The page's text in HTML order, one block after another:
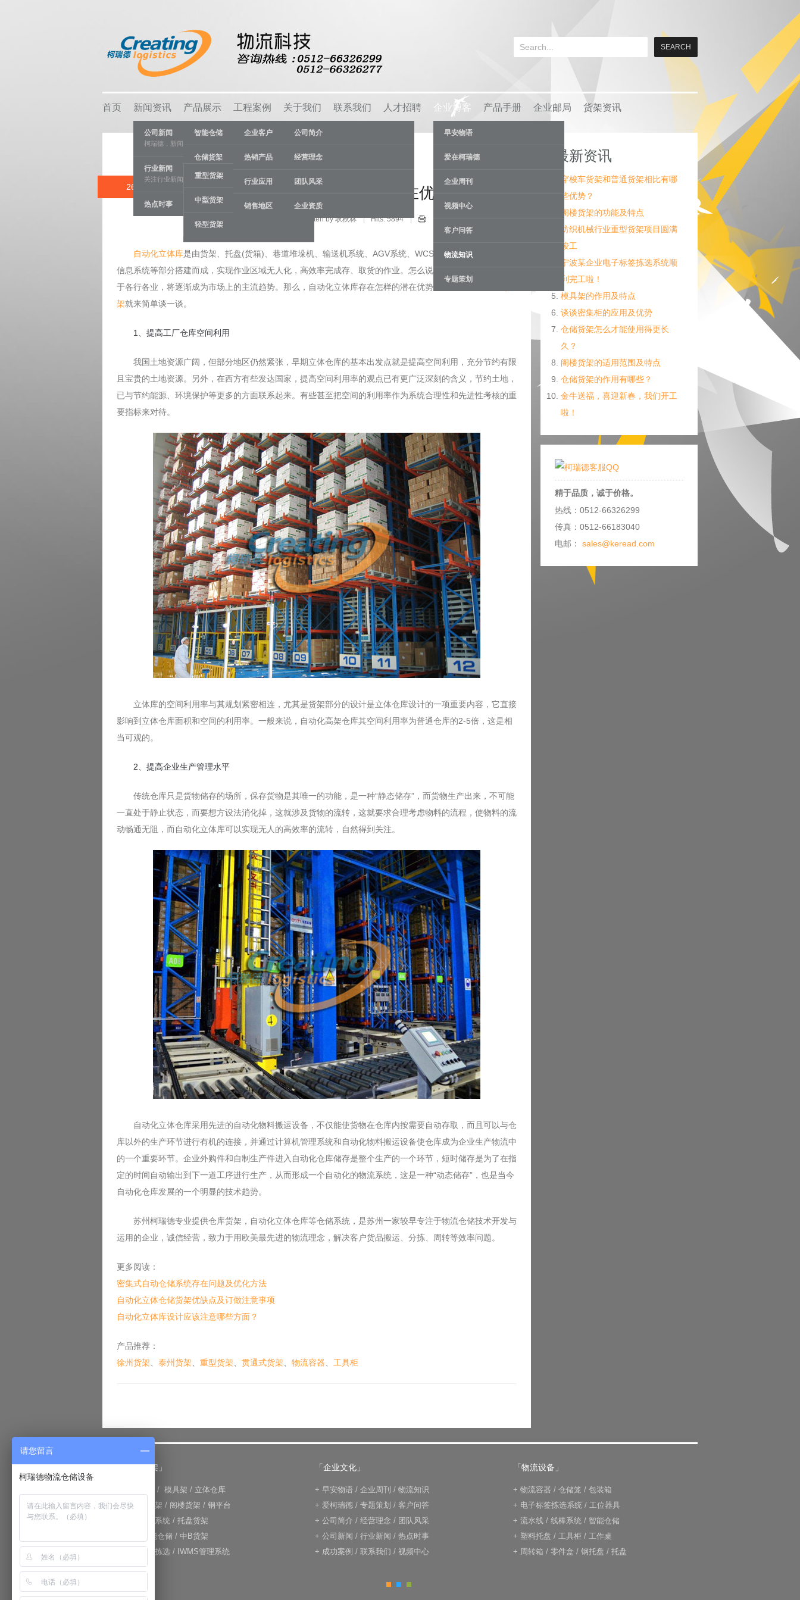
首页 新闻资讯
公司新闻
柯瑞德，新闻资讯
行业新闻
关注行业新闻，推动行业发展。
热点时事
产品展示
智能仓储
仓储货架
重型货架
中型货架
轻型货架
物流容器
车间设备
线棒系统
工程案例
企业客户
热销产品
行业应用
销售地区
关于我们
公司简介
经营理念
团队风采
企业资质
联系我们 人才招聘 企业博客
早安物语
爱在柯瑞德
企业周刊
视频中心
客户问答
物流知识
专题策划
产品手册 企业邮局 货架资讯
26 JAN 自动化立体库存在怎样的潜在优势？
Written by 耿秋林 Hits: 5894
自动化立体库是由货架、托盘(货箱)、巷道堆垛机、输送机系统、AGV系统、WCS自动控制系统、WMS
信息系统等部分搭建而成，实现作业区域无人化，高效率完成存、取货的作业。怎么说呢，自动化立体库适用
于各行各业，将逐渐成为市场上的主流趋势。那么，自动化立体库存在怎样的潜在优势?这里，柯瑞德
架就来简单谈一谈。
1、提高工厂仓库空间利用
我国土地资源广阔，但部分地区仍然紧张，早期立体仓库的基本出发点就是提高空间利用，充分节约有限
且宝贵的土地资源。另外，在西方有些发达国家，提高空间利用率的观点已有更广泛深刻的含义，节约土地，
已与节约能源、环境保护等更多的方面联系起来。有些甚至把空间的利用率作为系统合理性和先进性考核的重
要指标来对待。
立体库的空间利用率与其规划紧密相连，尤其是货架部分的设计是立体仓库设计的一项重要内容，它直接
影响到立体仓库面积和空间的利用率。一般来说，自动化高架仓库其空间利用率为普通仓库的2-5倍，这是相
当可观的。
2、提高企业生产管理水平
传统仓库只是货物储存的场所，保存货物是其唯一的功能，是一种“静态储存”，而货物生产出来，不可能
一直处于静止状态，而要想方设法消化掉，这就涉及货物的流转，这就要求合理考虑物料的流程，使物料的流
动畅通无阻，而自动化立体库可以实现无人的高效率的流转，自然得到关注。
自动化立体仓库采用先进的自动化物料搬运设备，不仅能使货物在仓库内按需要自动存取，而且可以与仓
库以外的生产环节进行有机的连接，并通过计算机管理系统和自动化物料搬运设备使仓库成为企业生产物流中
的一个重要环节。企业外购件和自制生产件进入自动化仓库储存是整个生产的一个环节，短时储存是为了在指
定的时间自动输出到下一道工序进行生产，从而形成一个自动化的物流系统，这是一种“动态储存”，也是当今
自动化仓库发展的一个明显的技术趋势。
苏州柯瑞德专业提供仓库货架，自动化立体仓库等仓储系统，是苏州一家较早专注于物流仓储技术开发与
运用的企业，诚信经营，致力于用欧美最先进的物流理念，解决客户货品搬运、分拣、周转等效率问题。
更多阅读：
密集式自动仓储系统存在问题及优化方法
自动化立体仓储货架优缺点及订做注意事项
自动化立体库设计应该注意哪些方面？
产品推荐：
徐州货架
泰州货架 重型货架 贯通式货架 物流容器 工具柜
最新资讯
穿梭车货架和普通货架相比有哪
些优势？
阁楼货架的功能及特点
纺织机械行业重型货架项目圆满
竣工
宁波某企业电子标签拣选系统顺
利完工啦！
模具架的作用及特点
谈谈密集柜的应用及优势
仓储货架怎么才能使用得更长
久？
阁楼货架的适用范围及特点
仓储货架的作用有哪些？
金牛送福，喜迎新春，我们开工
啦！
精于品质，诚于价格。
热线：0512-66326299
传真：0512-66183040
电邮： sales@keread.com
「仓储货架」
/ 模具架 / 立体仓库
+重力式货架 / 阁楼货架 / 钢平台
仓库输送系统 / 托盘货架
RFID智能仓储 / 中B货架
电子标签拣选 / IWMS管理系统
「企业文化」
+ 早安物语 / 企业周刊 / 物流知识
+ 爱柯瑞德 / 专题策划 / 客户问答
+ 公司简介 / 经营理念 / 团队风采
+ 公司新闻 / 行业新闻 / 热点时事
+ 成功案例 / 联系我们 / 视频中心
「物流设备」
+ 物流容器 / 仓储笼 / 包装箱
+ 电子标签拣选系统 / 工位器具
+ 流水线 / 线棒系统 / 智能仓储
+ 塑料托盘 / 工具柜 / 工作桌
+ 周转箱 / 零件盒 / 钢托盘 / 托盘
请您留言
柯瑞德物流仓储设备